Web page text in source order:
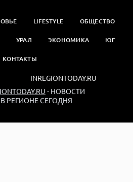
LIFESTYLE ОБЩЕСТВО
УРАЛ ЭКОНОМИКА ЮГ
КОНТАКТЫ
- НОВОСТИ
РЕГИОНЕ СЕГОДНЯ